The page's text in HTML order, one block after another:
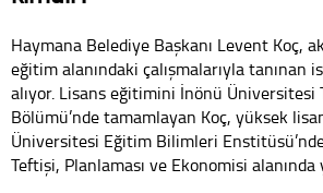
Haymana Belediye Başkanı Levent Koç,
eğitim alanındaki çalışmalarıyla tanınan
alıyor. Lisans eğitimini İnönü Üniversitesi
Bölümü’nde tamamlayan Koç, yüksek
Üniversitesi Eğitim Bilimleri
Teftişi, Planlaması ve Ekonomisi alanında